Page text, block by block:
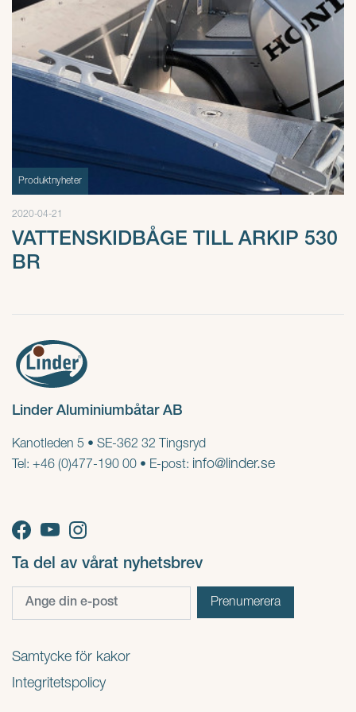
Produktnyheter
2020-04-21
VATTENSKIDBÅGE TILL ARKIP 530
BR
Linder Aluminiumbåtar AB
Kanotleden 5 • SE-362 32 Tingsryd
Tel: +46 (0)477-190 00 • E-post: info@linder.se
Ta del av vårat nyhetsbrev
Samtycke för kakor
Integritetspolicy